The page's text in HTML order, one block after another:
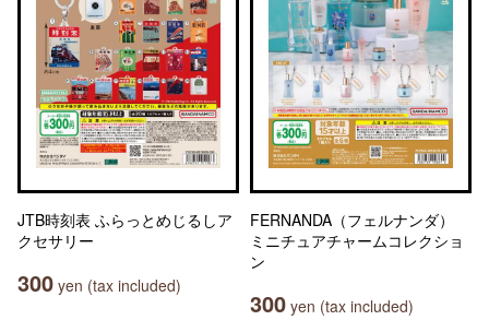
JTB時刻表 ふらっとめじるしア
クセサリー
300 yen (tax included)
FERNANDA（フェルナンダ）
ミニチュアチャームコレクショ
ン
300 yen (tax included)